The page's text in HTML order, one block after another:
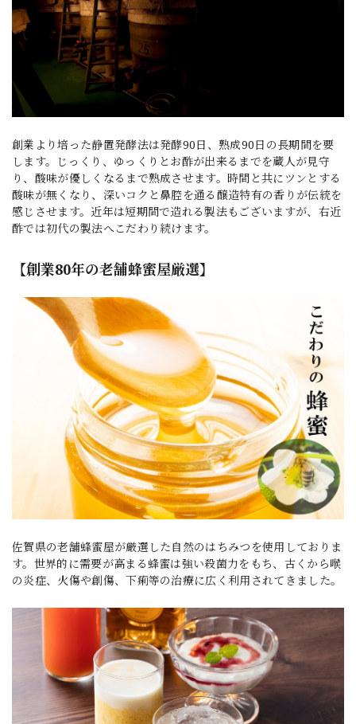
創業より培った静置発酵法は発酵90日、熟成90日の長期間を要
します。じっくり、ゆっくりとお酢が出来るまでを蔵人が見守
り、酸味が優しくなるまで熟成させます。時間と共にツンとする
酸味が無くなり、深いコクと鼻腔を通る醸造特有の香りが伝統を
感じさせます。近年は短期間で造れる製法もございますが、右近
酢では初代の製法へこだわり続けます。
【創業80年の老舗蜂蜜屋厳選】
佐賀県の老舗蜂蜜屋が厳選した自然のはちみつを使用しておりま
す。世界的に需要が高まる蜂蜜は強い殺菌力をもち、古くから喉
の炎症、火傷や創傷、下痢等の治療に広く利用されてきました。